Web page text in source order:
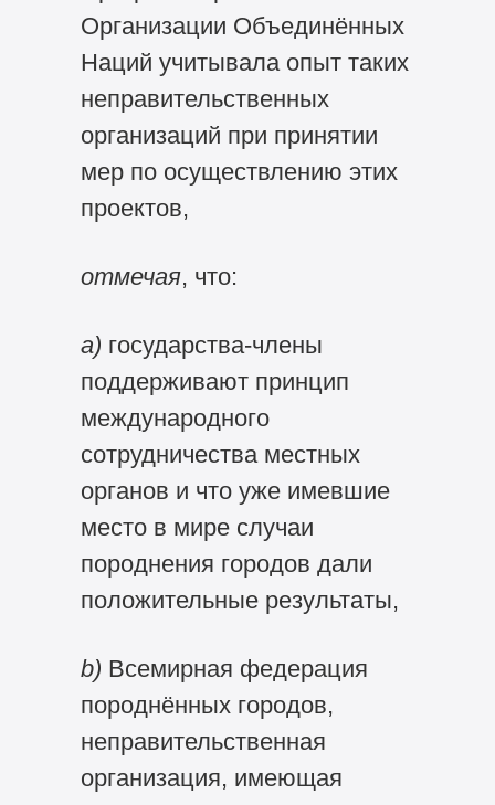
Организации Объединённых
Наций учитывала опыт таких
неправительственных
организаций при принятии
мер по осуществлению этих
проектов,
отмечая, что:
а) государства-члены
поддерживают принцип
международного
сотрудничества местных
органов и что уже имевшие
место в мире случаи
породнения городов дали
положительные результаты,
b) Всемирная федерация
породнённых городов,
неправительственная
организация, имеющая